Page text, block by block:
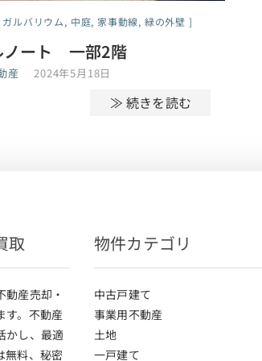
ガルバリウム, 中庭, 家事動線, 緑の外壁
ノート 一部2階
産 2024年5月18日
≫ 続きを読む
取
産売却・
す。不動産
かし、最適
無料、秘密
物件カテゴリ
中古戸建て
事業用不動産
土地
一戸建て